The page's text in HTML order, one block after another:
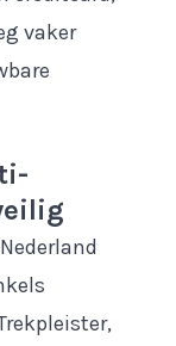
vaker